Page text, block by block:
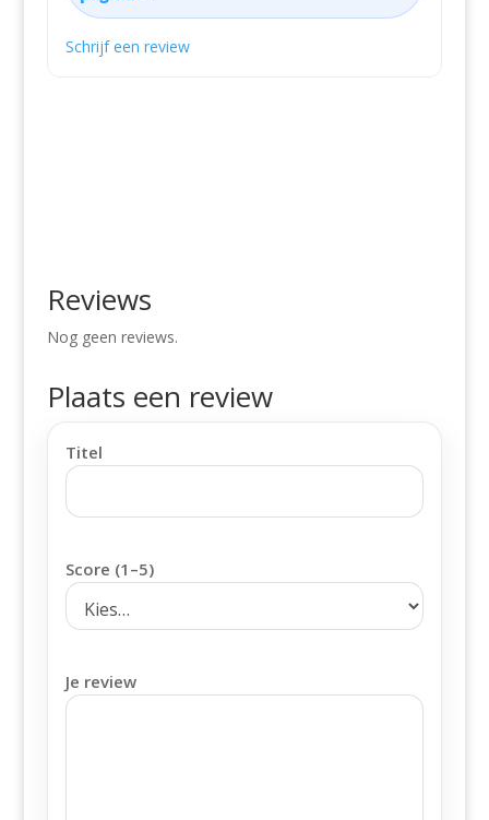
Schrijf een review
Reviews
Nog geen reviews.
Plaats een review
Titel
Score (1–5)
Je review